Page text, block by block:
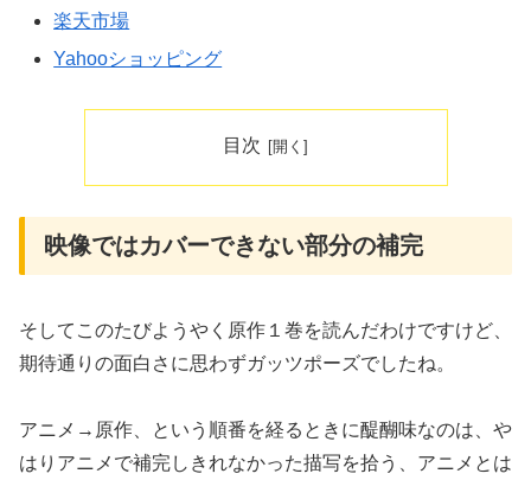
楽天市場
Yahooショッピング
目次
映像ではカバーできない部分の補完
そしてこのたびようやく原作１巻を読んだわけですけど、
期待通りの面白さに思わずガッツポーズでしたね。
アニメ→原作、という順番を経るときに醍醐味なのは、や
はりアニメで補完しきれなかった描写を拾う、アニメとは